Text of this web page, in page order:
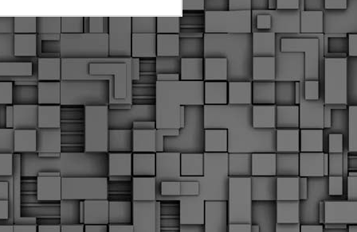
MAY
25
Δημοτική Αστυνομία
Θεσσαλονίκης:
Διοικητικά πρόστιμα
ύψους 11.350€ σε
εργολάβους για
παραβάσεις σε έργα
Ο.Κ.Ω
Η Δημοτική Αστυνομία
Θεσσαλονίκης βεβαίωσε κατά
τις προηγούμενες ημέρες
πρόστιμα για 11 διοικητικές
παραβάσεις που έλαβαν